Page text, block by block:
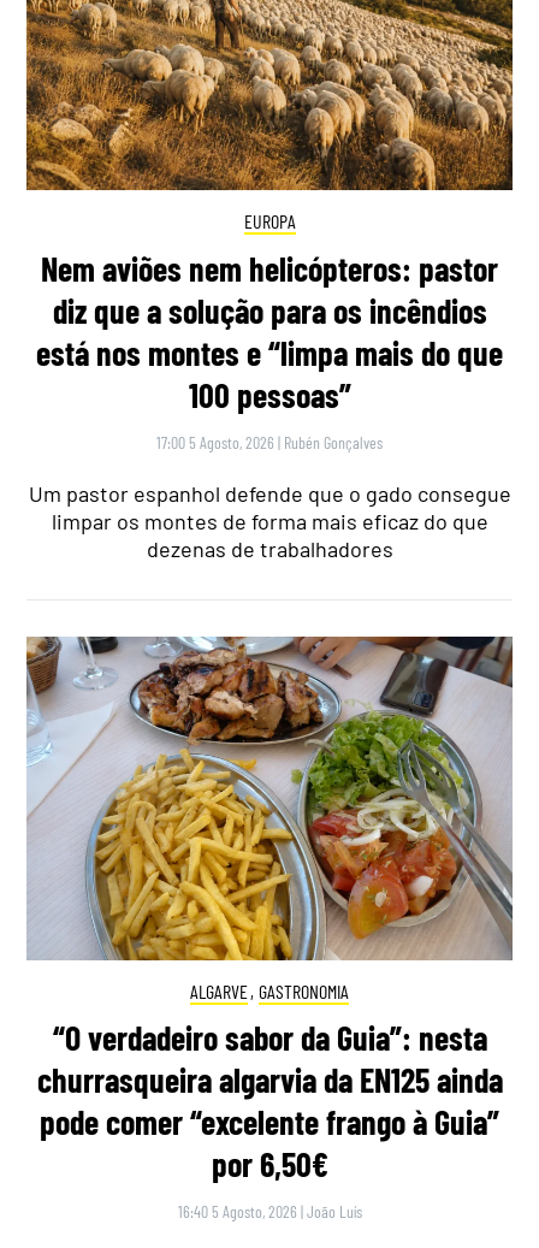
EUROPA
Nem aviões nem helicópteros: pastor
diz que a solução para os incêndios
está nos montes e “limpa mais do que
100 pessoas”
17:00 5 Agosto, 2026 | Rubén Gonçalves
Um pastor espanhol defende que o gado consegue
limpar os montes de forma mais eficaz do que
dezenas de trabalhadores
ALGARVE, GASTRONOMIA
“O verdadeiro sabor da Guia”: nesta
churrasqueira algarvia da EN125 ainda
pode comer “excelente frango à Guia”
por 6,50€
16:40 5 Agosto, 2026 |João Luís